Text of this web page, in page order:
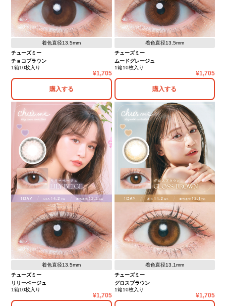
着色直径13.5mm
チューズミー
チョコブラウン
1箱10枚入り
1,705
購入する
着色直径13.5mm
チューズミー
ムードグレージュ
1箱10枚入り
1,705
購入する
着色直径13.5mm
チューズミー
リリーベージュ
1箱10枚入り
1,705
着色直径13.1mm
チューズミー
グロスブラウン
1箱10枚入り
1,705